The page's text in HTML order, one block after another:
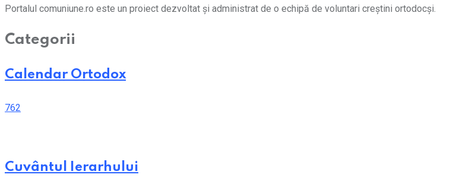
Portalul comuniune.ro este un proiect dezvoltat și administrat de o echipă de voluntari creștini ortodocși.
Categorii
Calendar Ortodox
762
Cuvântul Ierarhului